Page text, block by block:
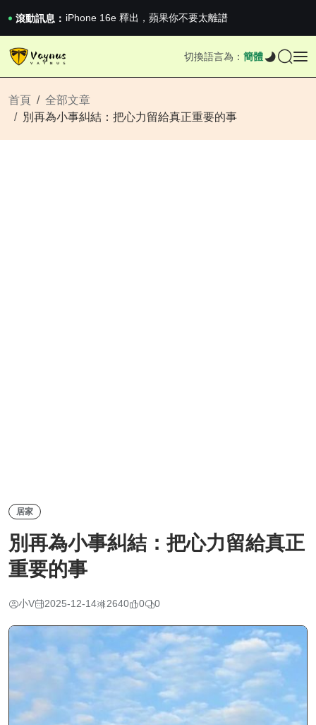
滾動訊息： 2026澳網男單收官：全滿貫對上全滿亞，德約...
《巔峰守衛 Highguard》正式上線，官...
iPhone 16e 釋出，蘋果你不要太離譜
iPhone 16e 釋出，蘋果你不要太離譜
切換語言為： 簡體
首頁
全部文章
別再為小事糾結：把心力留給真正重要的事
居家
別再為小事糾結：把心力留給真正
重要的事
小V 2025-12-14 2640 0 0